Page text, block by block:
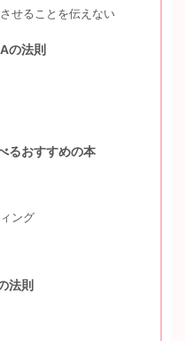
せることを伝えない
の法則
るおすすめの本
ング
法則